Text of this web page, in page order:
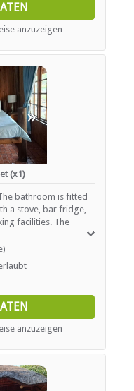
anzuzeigen
»
(x1)
bathroom is fitted
a stove, bar fridge,
facilities. The
outdoor furniture and
anzuzeigen